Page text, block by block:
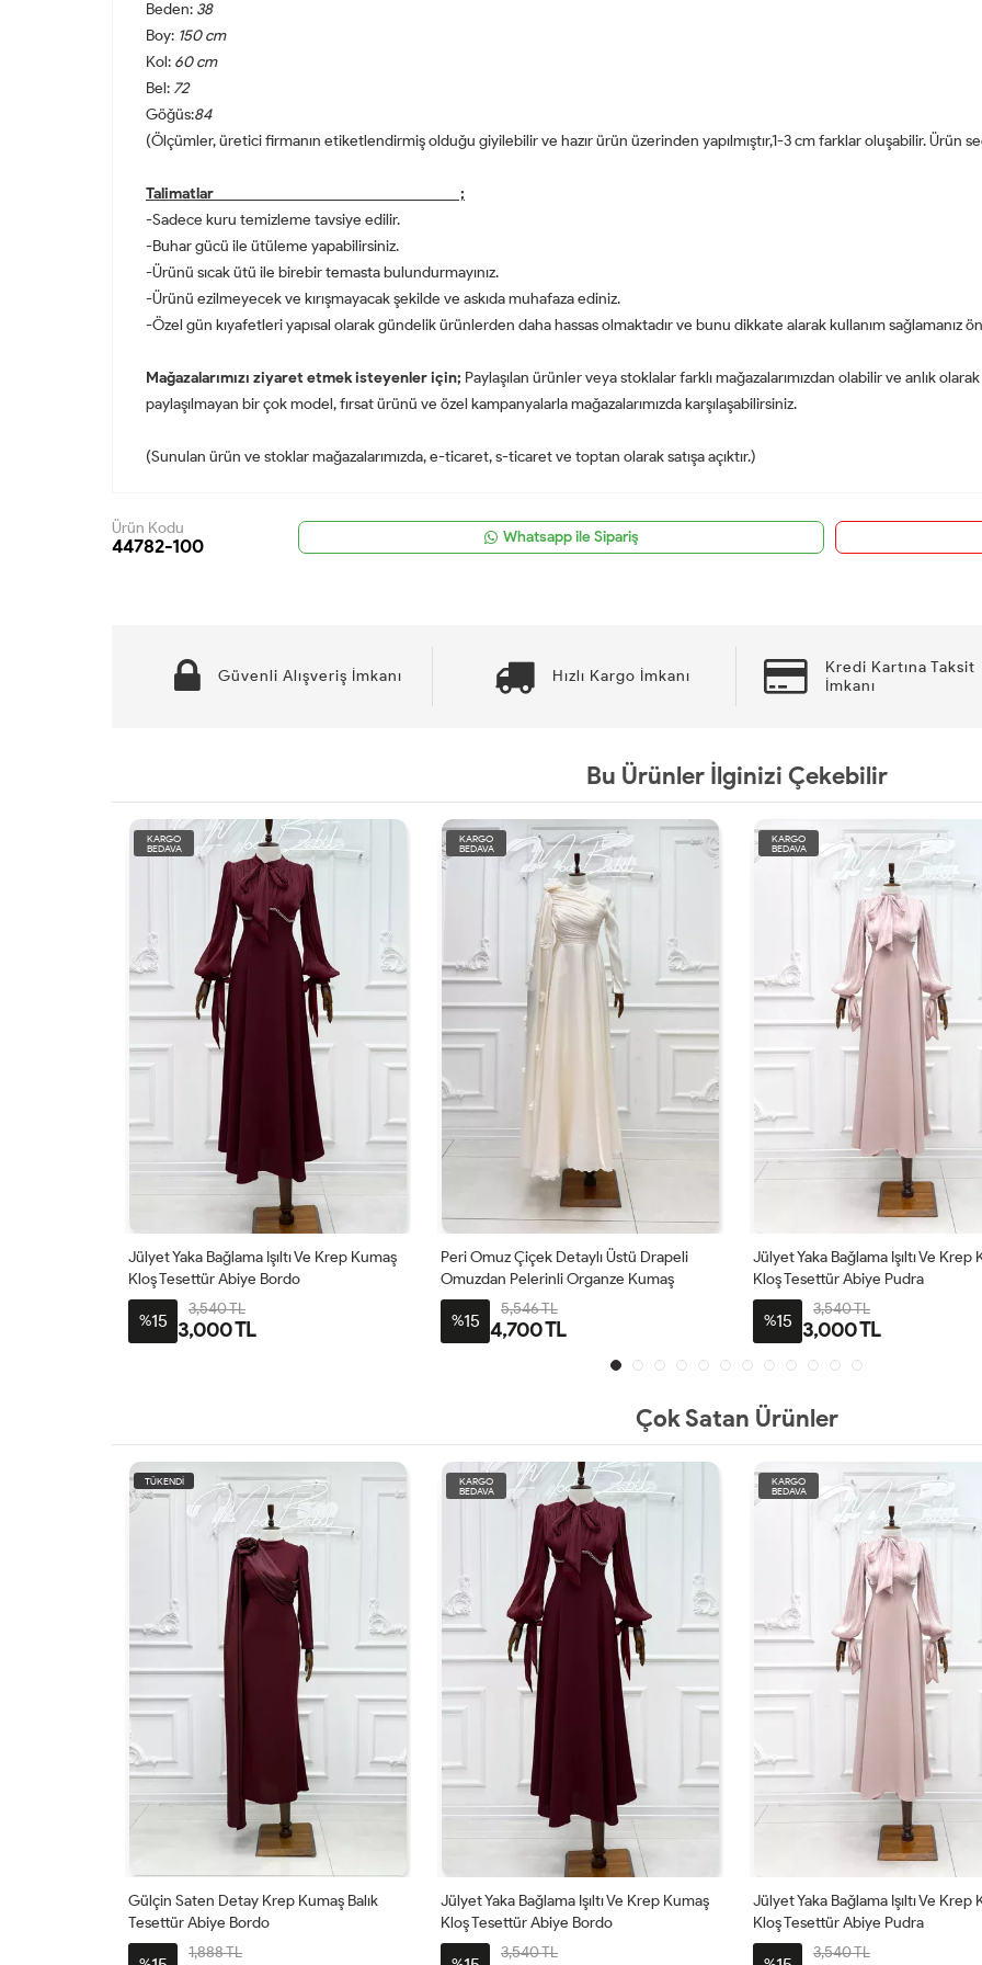
Beden: 38
Boy: 150 cm
Kol: 60 cm
Bel: 72
Göğüs:84
(Ölçümler, üretici firmanın etiketlendirmiş olduğu giyilebilir ve hazır ürün üzerinden yapılmıştır,1-3 cm farklar oluşabilir. Ürün
Talimatlar ;
-Sadece kuru temizleme tavsiye edilir.
-Buhar gücü ile ütüleme yapabilirsiniz.
-Ürünü sıcak ütü ile birebir temasta bulundurmayınız.
-Ürünü ezilmeyecek ve kırışmayacak şekilde ve askıda muhafaza ediniz.
-Özel gün kıyafetleri yapısal olarak gündelik ürünlerden daha hassas olmaktadır ve bunu dikkate alarak kullanım sağlamanız
Mağazalarımızı ziyaret etmek isteyenler için; Paylaşılan ürünler veya stoklalar farklı mağazalarımızdan olabilir ve anlık
paylaşılmayan bir çok model, fırsat ürünü ve özel kampanyalarla mağazalarımızda karşılaşabilirsiniz.
(Sunulan ürün ve stoklar mağazalarımızda, e-ticaret, s-ticaret ve toptan olarak satışa açıktır.)
Ürün Kodu
44782-100 Whatsapp ile Sipariş
Güvenli Alışveriş İmkanı Hızlı Kargo İmkanı
Kredi Kartına Taksit
İmkanı
Bu Ürünler İlginizi Çekebilir
KARGO
BEDAVA
Peri Omuz Çiçek Detaylı Üstü Drapeli
Omuzdan Pelerinli Organze Kumaş
Tesettür Prenses Abiye Ekru
%15
5,546 TL
4,700 TL
KARGO
BEDAVA
Jülyet Yaka Bağlama Işıltı Ve Krep Kumaş
Kloş Tesettür Abiye Pudra
%15
3,540 TL
3,000 TL
KARGO
BEDAVA
Zilan Taş Detaylı Krep Kumaş
Tesettür Abiye Lacivert
%15
4,484 TL
3,800 TL
Çok Satan Ürünler
Krep Kumaş Balık
KARGO
BEDAVA
Jülyet Yaka Bağlama Işıltı Ve Krep Kumaş
Kloş Tesettür Abiye Bordo
KARGO
BEDAVA
Jülyet Yaka Bağlama Işıltı Ve Krep Kumaş
Kloş Tesettür Abiye Pudra
TÜKENDİ
Deren Yan Düğüm
Kalem Tesettür Abiye